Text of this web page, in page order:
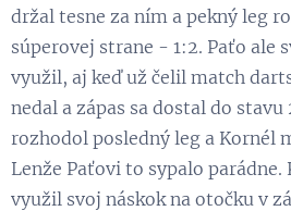
držal tesne za ním a pekný leg
súperovej strane - 1:2. Paťo ale
využil, aj keď už čelil match
nedal a zápas sa dostal do stavu
rozhodol posledný leg a Kornél
Lenže Paťovi to sypalo parádne.
využil svoj náskok na otočku v